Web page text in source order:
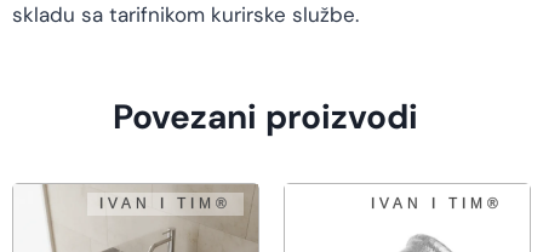
skladu sa tarifnikom kurirske službe.
Povezani proizvodi